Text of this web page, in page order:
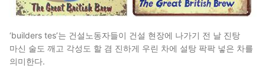
‘builders tes’는 건설노동자들이 건설 현장에 나가기 전 날 진탕
마신 술도 깨고 각성도 할 겸 진하게 우린 차에 설탕 팍팍 넣은 차를
의미한다.